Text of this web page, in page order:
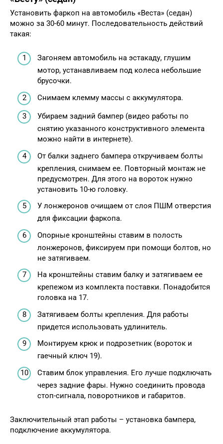
Установить фаркоп на автомобиль «Веста» (седан)
можно за 30-60 минут. Последовательность действий
такая:
Загоняем автомобиль на эстакаду, глушим
мотор, устанавливаем под колеса небольшие
брусочки.
Снимаем клемму массы с аккумулятора.
Убираем задний бампер (видео работы по
снятию указанного конструктивного элемента
можно найти в интернете).
От балки заднего бампера откручиваем болты
крепления, снимаем ее. Повторный монтаж не
предусмотрен. Для этого на вороток нужно
установить 10-ю головку.
У лонжеронов очищаем от слоя ПШМ отверстия
для фиксации фаркопа.
Опорные кронштейны ставим в полость
лонжеронов, фиксируем при помощи болтов, но
не затягиваем.
На кронштейны ставим балку и затягиваем ее
крепежом из комплекта поставки. Понадобится
головка на 17.
Затягиваем болты крепления. Для работы
придется использовать удлинитель.
Монтируем крюк и подрозетник (вороток и
гаечный ключ 19).
Ставим блок управления. Его лучше подключать
через задние фары. Нужно соединить провода
стоп-сигнала, поворотников и габаритов.
Заключительный этап работы – установка бампера,
подключение аккумулятора.